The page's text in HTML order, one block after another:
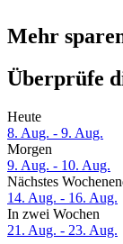
Mehr
Überprüfe
Heute
8. Aug. - 9. Aug.
Morgen
9. Aug. - 10. Aug.
Nächstes
14. Aug. - 16. Aug.
In zwei Wochen
21. Aug. - 23. Aug.